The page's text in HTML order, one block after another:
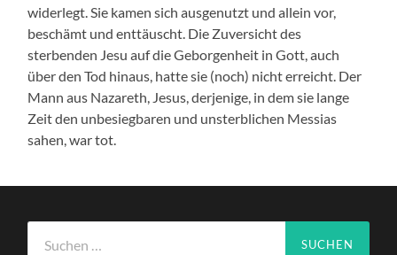
widerlegt. Sie kamen sich ausgenutzt und allein vor,
beschämt und enttäuscht. Die Zuversicht des
sterbenden Jesu auf die Geborgenheit in Gott, auch
über den Tod hinaus, hatte sie (noch) nicht erreicht. Der
Mann aus Nazareth, Jesus, derjenige, in dem sie lange
Zeit den unbesiegbaren und unsterblichen Messias
sahen, war tot.
nach: